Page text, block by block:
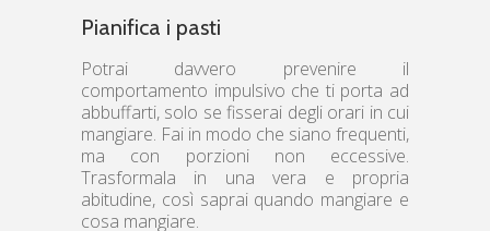
Pianifica i pasti
Potrai davvero prevenire il
comportamento impulsivo che ti porta ad
abbuffarti, solo se fisserai degli orari in cui
mangiare. Fai in modo che siano frequenti,
ma con porzioni non eccessive.
Trasformala in una vera e propria
abitudine, così saprai quando mangiare e
cosa mangiare.